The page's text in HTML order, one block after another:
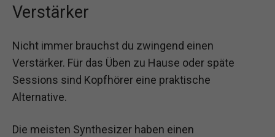
Verstärker
Nicht immer brauchst du zwingend einen
Verstärker. Für das Üben zu Hause oder späte
Sessions sind Kopfhörer eine praktische
Alternative.
Die meisten Synthesizer haben einen